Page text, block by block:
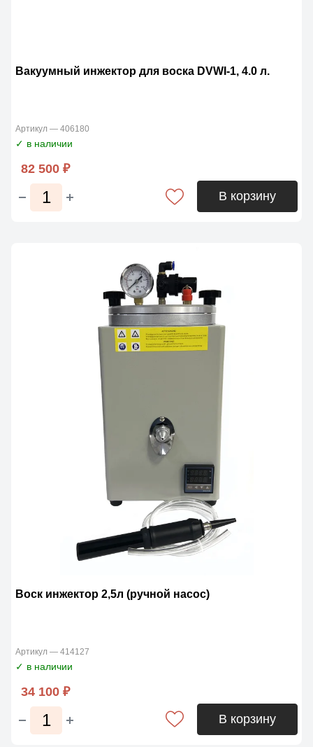
Вакуумный инжектор для воска DVWI-1, 4.0 л.
Артикул — 406180
✓ в наличии
82 500 ₽
В корзину
Воск инжектор 2,5л (ручной насос)
Артикул — 414127
✓ в наличии
34 100 ₽
В корзину